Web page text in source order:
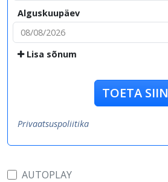
Alguskuupäev
Lisa sõnum
TOETA SIIN
Privaatsuspoliitika
AUTOPLAY